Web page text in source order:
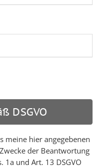
DSGVO
meine hier angegebenen
der Beantwortung
1a und Art. 13 DSGVO